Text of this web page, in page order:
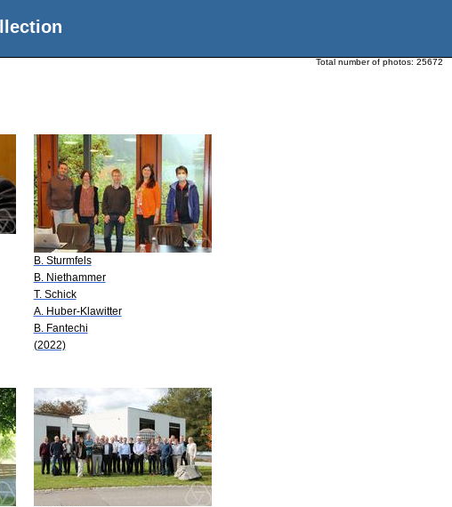
Total number of photos: 25672
B. Sturmfels
B. Niethammer
T. Schick
A. Huber-Klawitter
B. Fantechi
(2022)